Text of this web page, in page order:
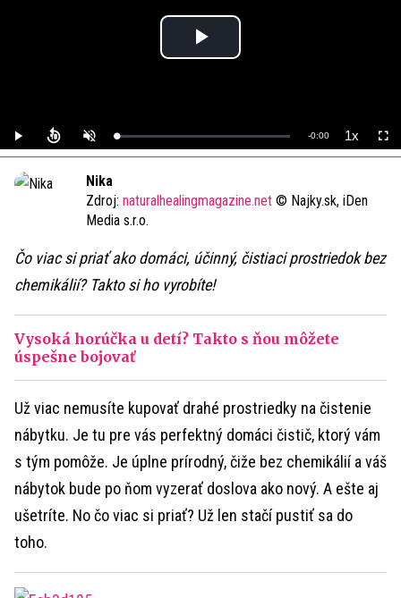
Play
Play UnmuteLoaded:
0%
Remaining
-0:00 1xPlayback
Rate
Nika
Zdroj: naturalhealingmagazine.net © Najky.sk, iDen
Media s.r.o.
Čo viac si priať ako domáci, účinný, čistiaci prostriedok bez
chemikálií? Takto si ho vyrobíte!
Vysoká horúčka u detí? Takto s ňou môžete
úspešne bojovať
Už viac nemusíte kupovať drahé prostriedky na čistenie
nábytku. Je tu pre vás perfektný domáci čistič, ktorý vám
s tým pomôže. Je úplne prírodný, čiže bez chemikálií a váš
nábytok bude po ňom vyzerať doslova ako nový. A ešte aj
ušetríte. No čo viac si priať? Už len stačí pustiť sa do
toho.